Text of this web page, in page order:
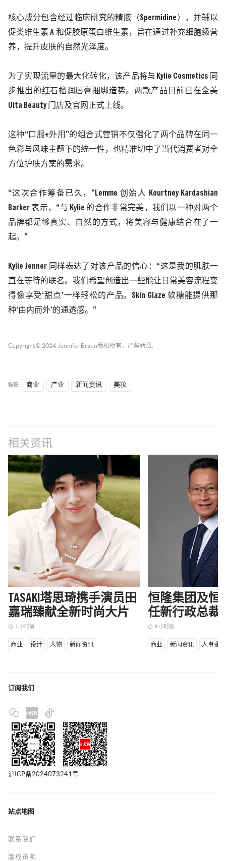
核心成分包含经过临床研究的精胺（Spermidine），并辅以
促类维生素 A 和促胶原蛋白维生素，旨在通过补充细胞级营
养，提升皮肤的自然光泽度。
为了实现流量的最大化转化，该产品将与 Kylie Cosmetics 同
步推出的红石榴润唇膏捆绑造势。两款产品目前已在全美
Ulta Beauty 门店及官网正式上线。
这种 “口服+外用”的组合式营销不仅强化了两个品牌在同一
色彩与风味主题下的统一性，也精准切中了当代消费者对全
方位护肤方案的需求。
“这次合作筹备已久，”Lemme 创始人 Kourtney Kardashian
Barker 表示，“与 Kylie 的合作非常完美，我们以一种对两个
品牌都足够真实、自然的方式，将美容与健康结合在了一
起。”
Kylie Jenner 同样表达了对该产品的信心：“这是我的肌肤一
直在等待的联名。我们希望创造出一些能让日常美容流程变
得像享受‘甜点’一样轻松的产品。Skin Glaze 软糖能提供那
种‘由内而外’的通透感。”
Copyright © 2024 Jennifer Braun 版权所有，严禁转载.
标签 : 商业 产业 新闻资讯 美妆
相关资讯
TASAKI塔思琦携手演员田
嘉瑞臻献全新时尚大片
access_time 1 小时前
商业 设计 人物 新闻资讯
恒隆集团及恒
任新行政总裁
access_time 8 小时前
商业 新闻资讯 人事变动
订阅我们
沪ICP备2024073241号
站点地图
联系我们
版权声明